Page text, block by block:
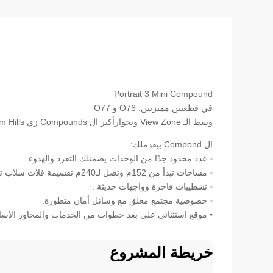
Portrait 3 Mini Compound
في قطعتين مميزتين: O76 و O77
وسط الـ View Zone وبجوارأكبر ال Compounds زي Palm Hills وMountain View
ال Compond بيقدملك:
▫️ عدد محدود جدًا من الوحدات يضمنلك التفرد والهدوء.
▫️ مساحات تبدأ من 152م وتصل لـ240م تقسيمة فلات سلاب تناسب احتياجاتك.
▫️ تشطيبات فاخرة وواجهات حديثة .
▫️ خصوصية مجتمع مغلق مع وسائل أمان متطورة.
▫️ موقع استثنائي على بعد خطوات من الخدمات والمحاور
خريطة المشروع